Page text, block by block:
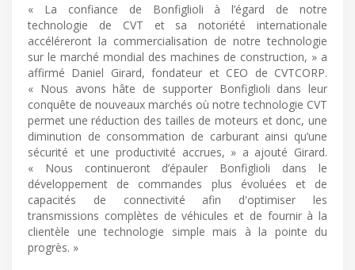
« La confiance de Bonfiglioli à l’égard de notre
technologie de CVT et sa notoriété internationale
accéléreront la commercialisation de notre technologie
sur le marché mondial des machines de construction, » a
affirmé Daniel Girard, fondateur et CEO de CVTCORP.
« Nous avons hâte de supporter Bonfiglioli dans leur
conquête de nouveaux marchés où notre technologie CVT
permet une réduction des tailles de moteurs et donc, une
diminution de consommation de carburant ainsi qu’une
sécurité et une productivité accrues, » a ajouté Girard.
« Nous continueront d’épauler Bonfiglioli dans le
développement de commandes plus évoluées et de
capacités de connectivité afin d'optimiser les
transmissions complètes de véhicules et de fournir à la
clientèle une technologie simple mais à la pointe du
progrès. »